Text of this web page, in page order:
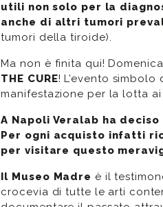
utili non solo per la
anche di altri tumori
tumori della tiroide).
Ma non è finita qui!
THE CURE! L’evento
manifestazione per la lotta
A Napoli Veralab ha deciso
Per ogni acquisto infatti
per visitare questo
Il Museo Madre è il
crocevia di tutte le arti